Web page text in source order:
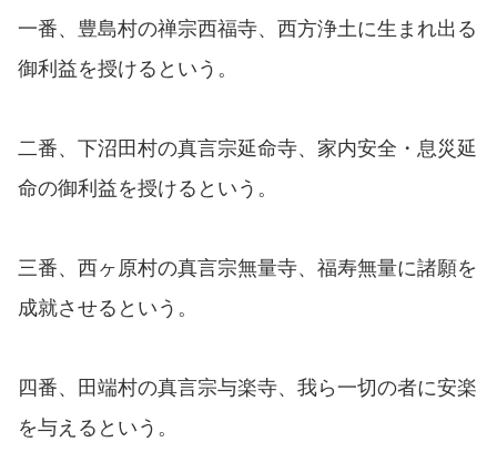
一番、豊島村の禅宗西福寺、西方浄土に生まれ出る
御利益を授けるという。
二番、下沼田村の真言宗延命寺、家内安全・息災延
命の御利益を授けるという。
三番、西ヶ原村の真言宗無量寺、福寿無量に諸願を
成就させるという。
四番、田端村の真言宗与楽寺、我ら一切の者に安楽
を与えるという。